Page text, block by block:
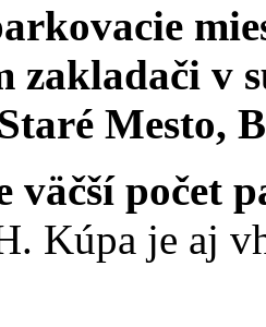
zakladači v
Mesto,
väčší počet
Kúpa je aj